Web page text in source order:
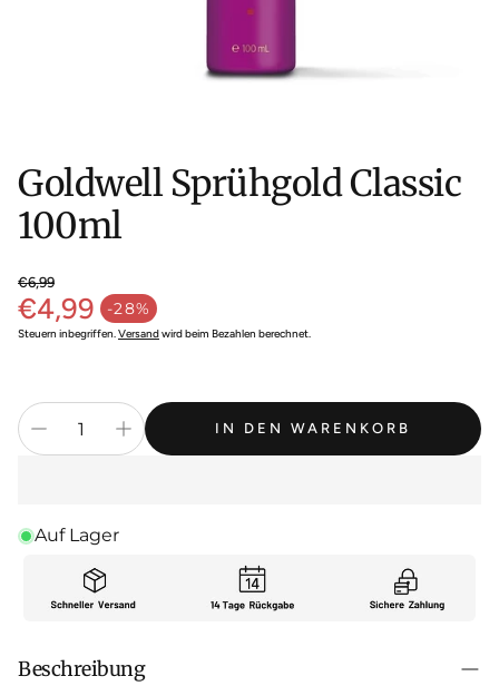
Goldwell Sprühgold Classic
100ml
€4,99 -28%
Verkaufspreis
Normaler Preis
€6,99
Steuern inbegriffen.Versandwird beim Bezahlen berechnet.
IN DEN WARENKORB
Auf Lager
Beschreibung